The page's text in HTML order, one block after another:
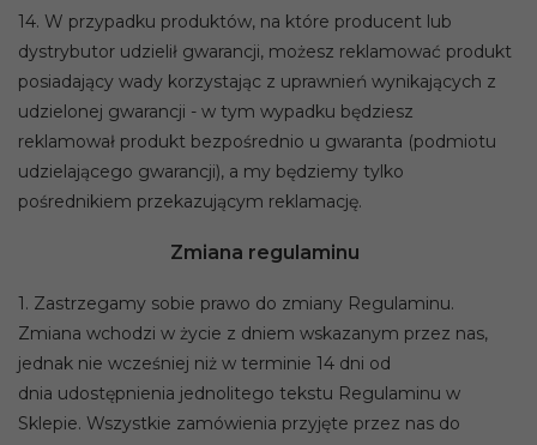
14. W przypadku produktów, na które producent lub
dystrybutor udzielił gwarancji, możesz reklamować produkt
posiadający wady korzystając z uprawnień wynikających z
udzielonej gwarancji - w tym wypadku będziesz
reklamował produkt bezpośrednio u gwaranta (podmiotu
udzielającego gwarancji), a my będziemy tylko
pośrednikiem przekazującym reklamację.
Zmiana regulaminu
1. Zastrzegamy sobie prawo do zmiany Regulaminu.
Zmiana wchodzi w życie z dniem wskazanym przez nas,
jednak nie wcześniej niż w terminie 14 dni od
dnia udostępnienia jednolitego tekstu Regulaminu w
Sklepie. Wszystkie zamówienia przyjęte przez nas do